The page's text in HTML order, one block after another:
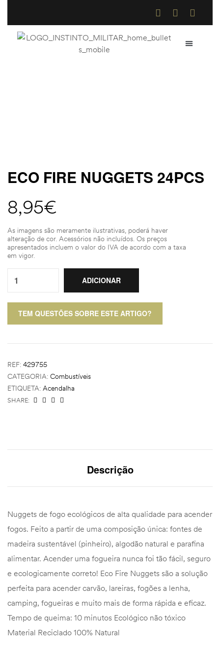
ECO FIRE NUGGETS 24PCS
8,95€
As imagens são meramente ilustrativas, poderá haver
alteração de cor. Acessórios não incluídos. Os preços
apresentados incluem o valor do IVA de acordo com a taxa
em vigor.
ADICIONAR
TEM QUESTÕES SOBRE ESTE ARTIGO?
REF: 429755
CATEGORIA: Combustíveis
ETIQUETA: Acendalha
SHARE:
Descrição
Nuggets de fogo ecológicos de alta qualidade para acender
fogos. Feito a partir de uma composição única: fontes de
madeira sustentável (pinheiro), algodão natural e parafina
alimentar. Acender uma fogueira nunca foi tão fácil, seguro
e ecologicamente correto! Eco Fire Nuggets são a solução
perfeita para acender carvão, lareiras, fogões a lenha,
camping, fogueiras e muito mais de forma rápida e eficaz.
Tempo de queima: 10 minutos Ecológico não tóxico
Material Reciclado 100% Natural